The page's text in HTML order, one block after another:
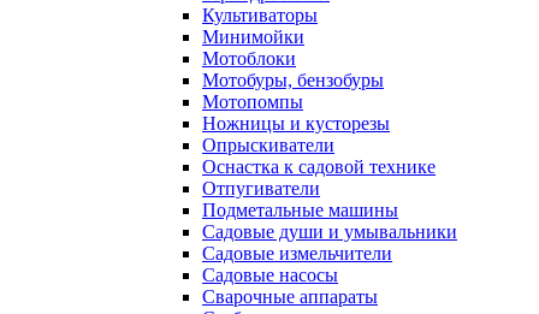
Культиваторы
Минимойки
Мотоблоки
Мотобуры, бензобуры
Мотопомпы
Ножницы и кусторезы
Опрыскиватели
Оснастка к садовой технике
Отпугиватели
Подметальные машины
Садовые души и умывальники
Садовые измельчители
Садовые насосы
Сварочные аппараты